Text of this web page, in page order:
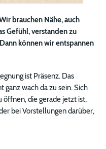
brauchen Nähe, auch
Gefühl, verstanden zu
können wir entspannen
ist Präsenz. Das
wach da zu sein. Sich
öffnen, die gerade jetzt ist,
bei Vorstellungen darüber,